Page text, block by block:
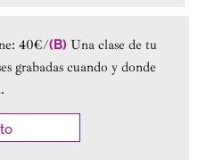
40€/(B) Una clase de tu
grabadas cuando y donde